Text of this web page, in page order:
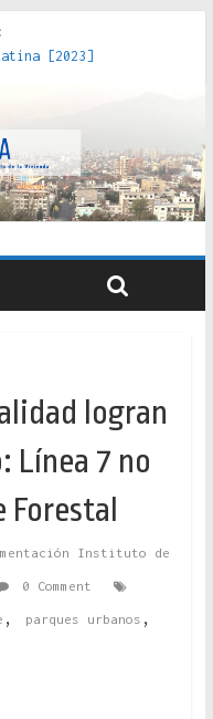
[2023]
[2022]
[2020]
adecuada [2019]
Seguro Obrero en
[2014]
logran
Línea 7 no
Instituto de
0 Comment
, parques urbanos ,